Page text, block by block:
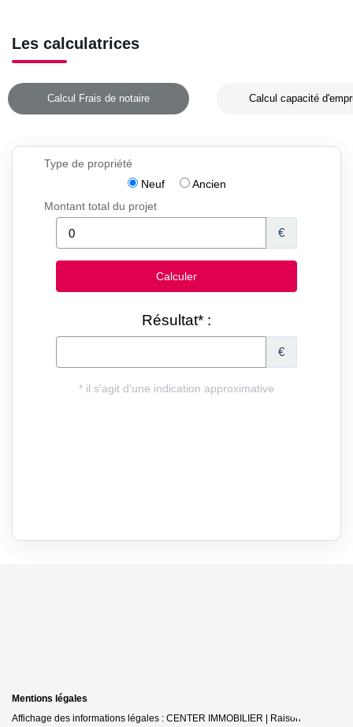
Les calculatrices
Calcul Frais de notaire Calcul capacité
Mentions légales
Affichage des informations légales : CENTER IMMOBILIER | Raison